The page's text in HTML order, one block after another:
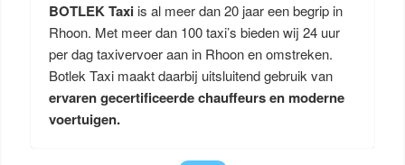
BOTLEK Taxi is al meer dan 20 jaar een begrip in
Rhoon. Met meer dan 100 taxi’s bieden wij 24 uur
per dag taxivervoer aan in Rhoon en omstreken.
Botlek Taxi maakt daarbij uitsluitend gebruik van
ervaren gecertificeerde chauffeurs en moderne
voertuigen.